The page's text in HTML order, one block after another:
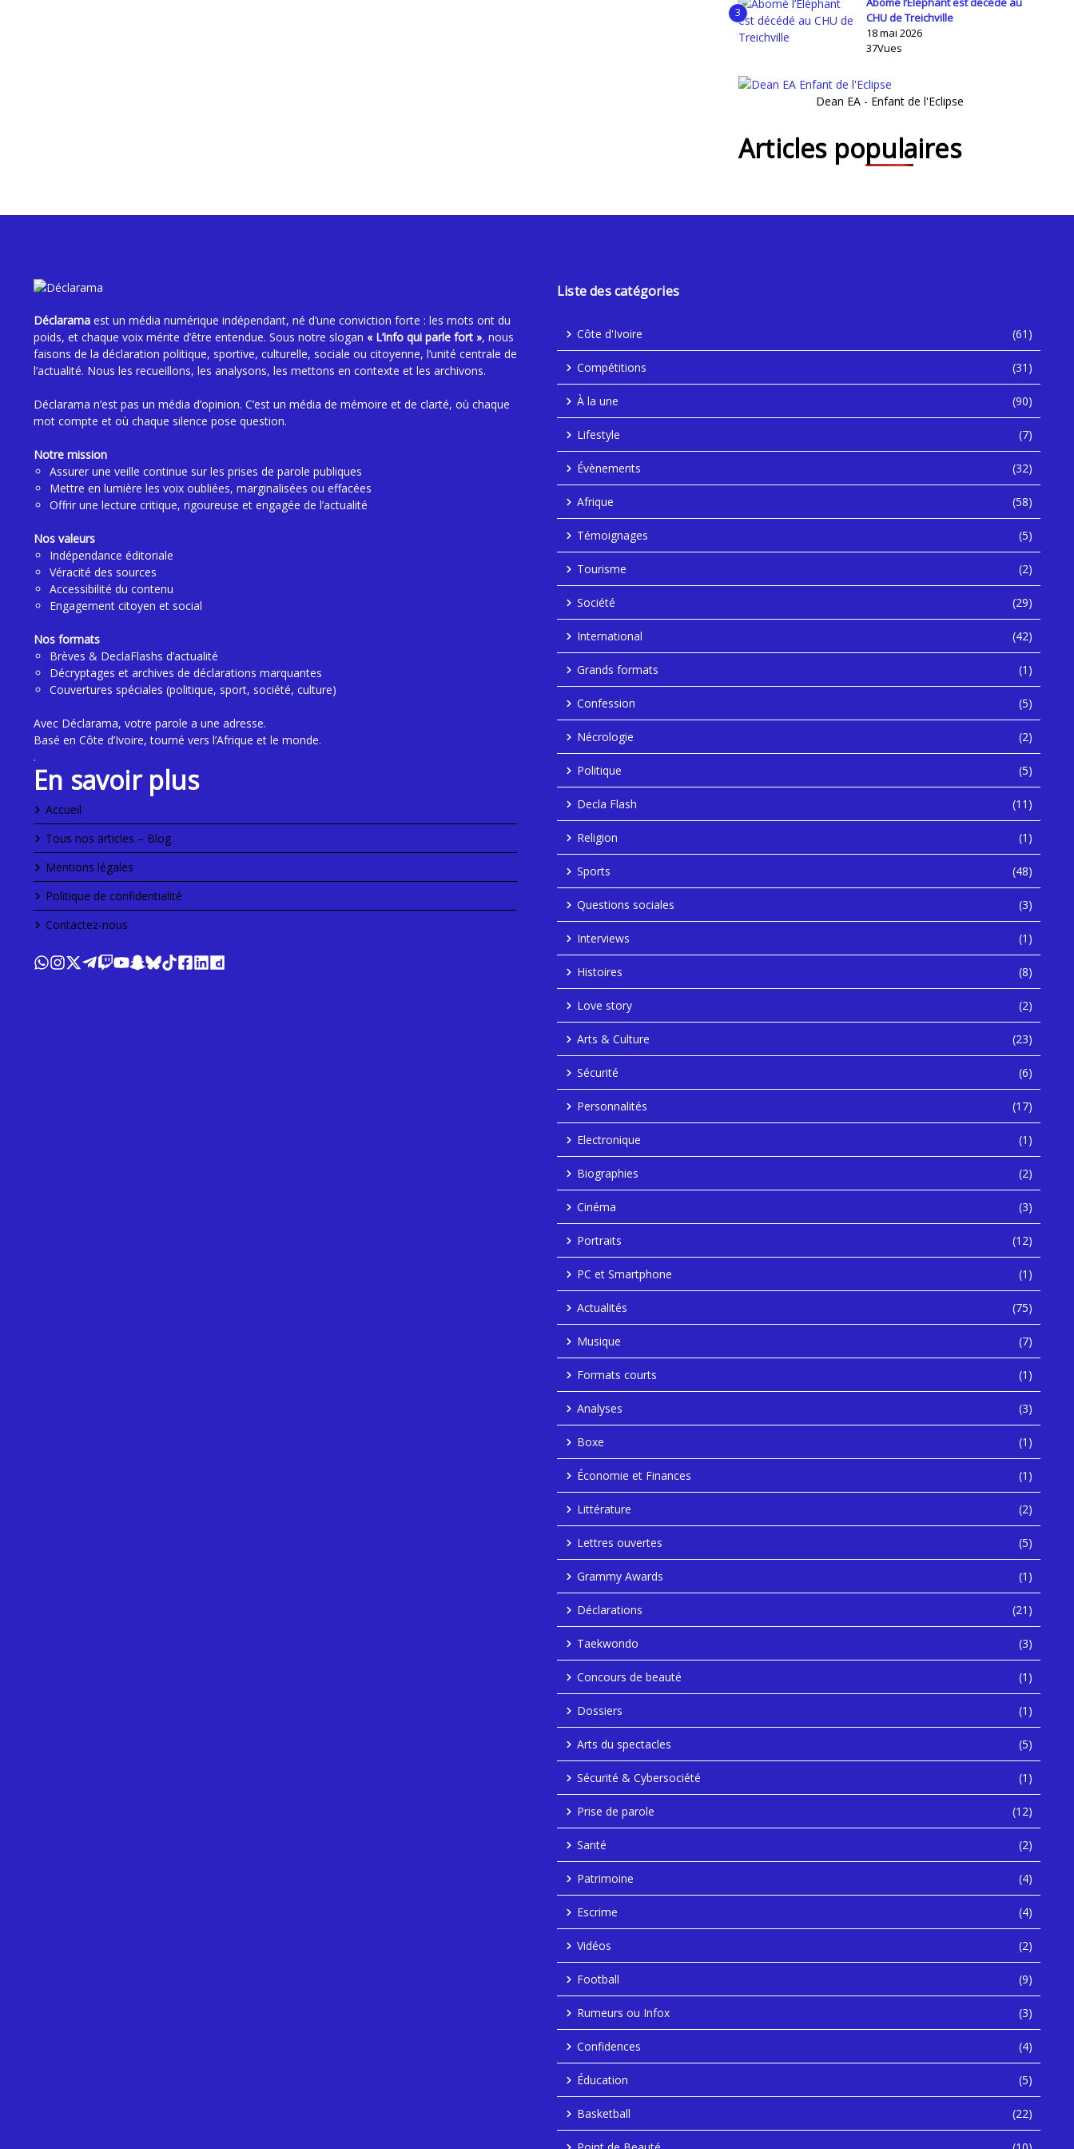
3
CHU de Treichville
18 mai 2026
37Vues
Dean EA - Enfant de l'Eclipse
Articles populaires
Déclarama est un média numérique indépendant, né d’une conviction forte : les mots ont du
poids, et chaque voix mérite d’être entendue. Sous notre slogan « L’info qui parle fort », nous
faisons de la déclaration politique, sportive, culturelle, sociale ou citoyenne, l’unité centrale de
l’actualité. Nous les recueillons, les analysons, les mettons en contexte et les archivons.
Déclarama n’est pas un média d’opinion. C’est un média de mémoire et de clarté, où chaque
mot compte et où chaque silence pose question.
Notre mission
Assurer une veille continue sur les prises de parole publiques
Mettre en lumière les voix oubliées, marginalisées ou effacées
Offrir une lecture critique, rigoureuse et engagée de l’actualité
Nos valeurs
Indépendance éditoriale
Véracité des sources
Accessibilité du contenu
Engagement citoyen et social
Nos formats
Brèves & DeclaFlashs d’actualité
Décryptages et archives de déclarations marquantes
Couvertures spéciales (politique, sport, société, culture)
Avec Déclarama, votre parole a une adresse.
Basé en Côte d’Ivoire, tourné vers l’Afrique et le monde.
.
En savoir plus
Accueil
Tous nos articles – Blog
Mentions légales
Politique de confidentialité
Contactez-nous
Liste des catégories
Côte d'Ivoire (61)
Compétitions (31)
À la une (90)
Lifestyle (7)
Évènements (32)
Afrique (58)
Témoignages (5)
Tourisme (2)
Société (29)
International (42)
Grands formats (1)
Confession (5)
Nécrologie (2)
Politique (5)
Decla Flash (11)
Religion (1)
Sports (48)
Questions sociales (3)
Interviews (1)
Histoires (8)
Love story (2)
Arts & Culture (23)
Sécurité (6)
Personnalités (17)
Electronique (1)
Biographies (2)
Cinéma (3)
Portraits (12)
PC et Smartphone (1)
Actualités (75)
Musique (7)
Formats courts (1)
Analyses (3)
Boxe (1)
Économie et Finances (1)
Littérature (2)
Lettres ouvertes (5)
Grammy Awards (1)
Déclarations (21)
Taekwondo (3)
Concours de beauté (1)
Dossiers (1)
Arts du spectacles (5)
Sécurité & Cybersociété (1)
Prise de parole (12)
Santé (2)
Patrimoine (4)
Escrime (4)
Vidéos (2)
Football (9)
Rumeurs ou Infox (3)
Confidences (4)
Éducation (5)
Basketball (22)